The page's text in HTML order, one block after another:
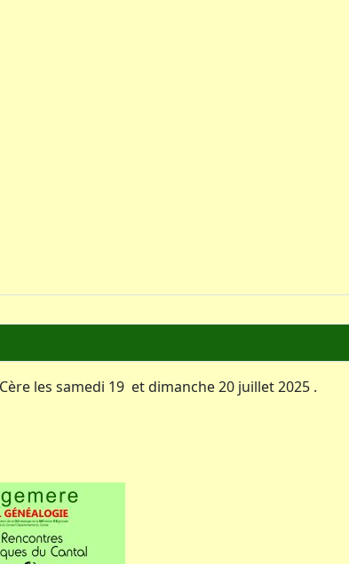
les samedi 19 et dimanche 20 juillet 2025 .